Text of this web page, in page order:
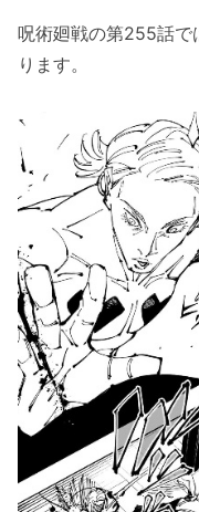
呪術廻戦の第255話で
ります。